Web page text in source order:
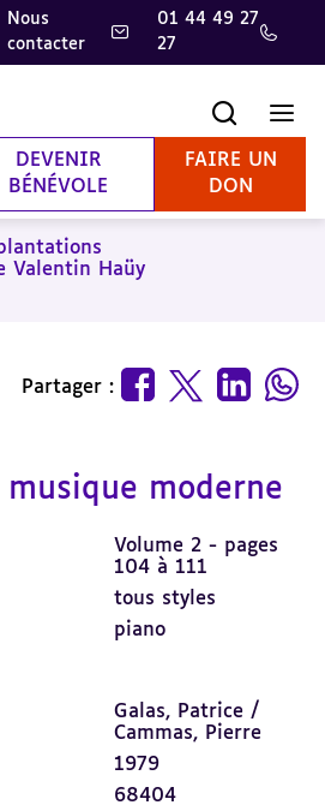
Nous
contacter
01 44 49 27
27
DEVENIR
BÉNÉVOLE
FAIRE UN
DON
Valentin Haüy
Partager :
musique moderne
Volume 2 - pages
104 à 111
tous styles
piano
Galas, Patrice /
Cammas, Pierre
1979
68404